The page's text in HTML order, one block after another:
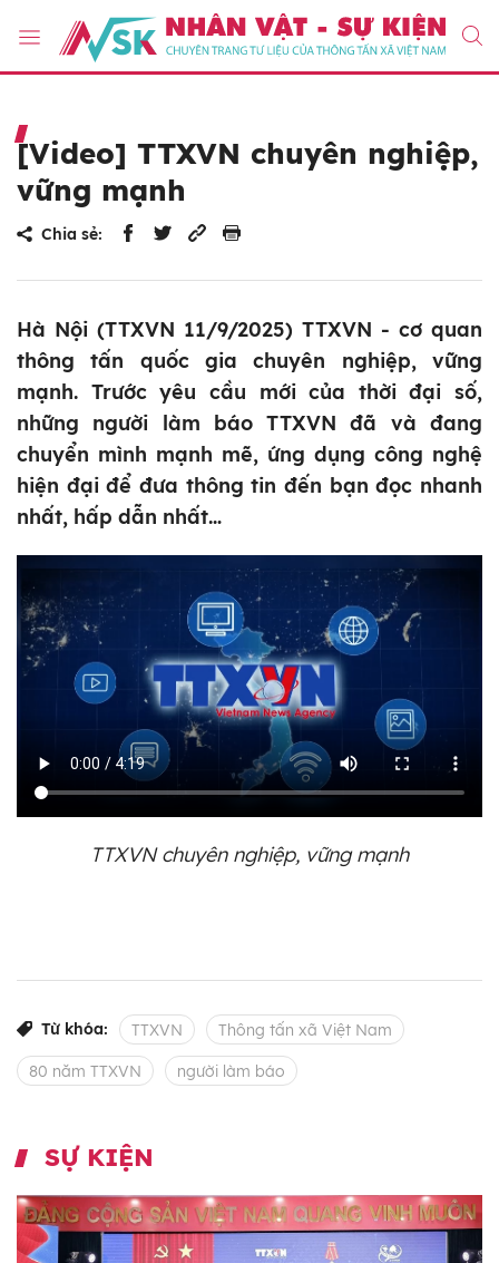
[Video] TTXVN chuyên nghiệp,
vững mạnh
Chia sẻ:
Hà Nội (TTXVN 11/9/2025) TTXVN - cơ quan
thông tấn quốc gia chuyên nghiệp, vững
mạnh. Trước yêu cầu mới của thời đại số,
những người làm báo TTXVN đã và đang
chuyển mình mạnh mẽ, ứng dụng công nghệ
hiện đại để đưa thông tin đến bạn đọc nhanh
nhất, hấp dẫn nhất…
TTXVN chuyên nghiệp, vững mạnh
Từ khóa: TTXVN Thông tấn xã Việt Nam
80 năm TTXVN người làm báo
SỰ KIỆN